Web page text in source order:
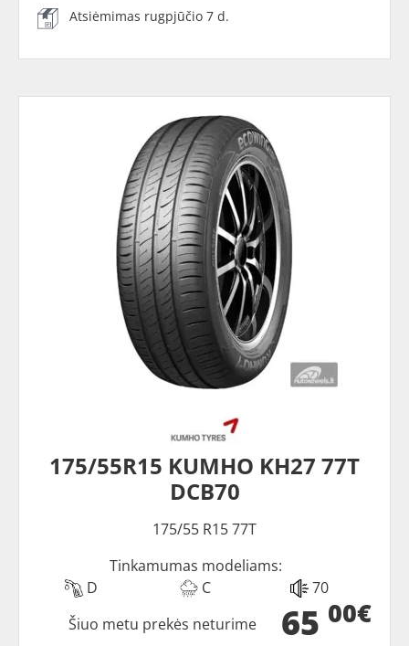
Atsiėmimas rugpjūčio 7 d.
175/55R15 KUMHO KH27 77T
DCB70
175/55 R15 77T
Tinkamumas modeliams:
D
C 70
65 00€
Šiuo metu prekės neturime